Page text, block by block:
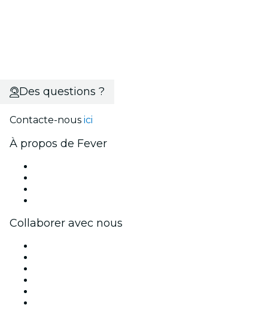
Des questions ?
Contacte-nous ici
À propos de Fever
Collaborer avec nous